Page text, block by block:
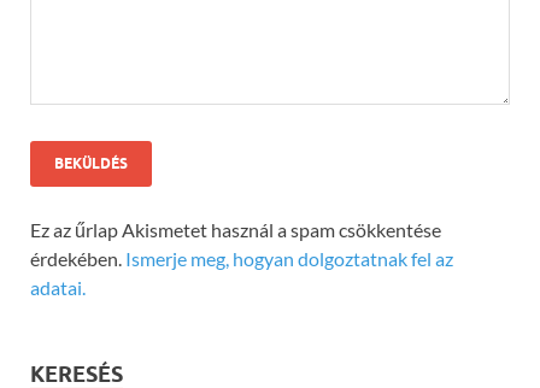
Ez az űrlap Akismetet használ a spam csökkentése
érdekében. Ismerje meg, hogyan dolgoztatnak fel az
adatai.
KERESÉS